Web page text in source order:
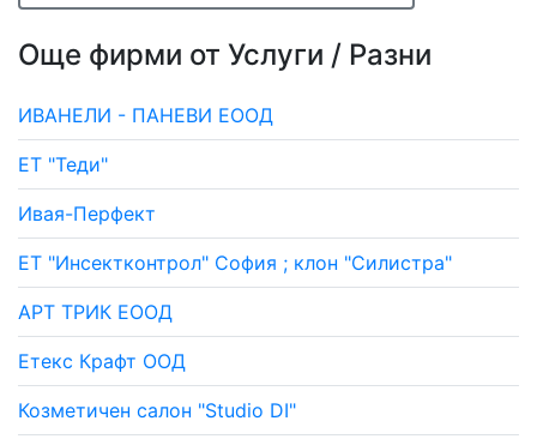
Още фирми от Услуги / Разни
ИВАНЕЛИ - ПАНЕВИ ЕООД
ЕТ "Теди"
Ивая-Перфект
ЕТ "Инсектконтрол" София ; клон "Силистра"
АРТ ТРИК ЕООД
Етекс Крафт ООД
Козметичен салон "Studio DI"